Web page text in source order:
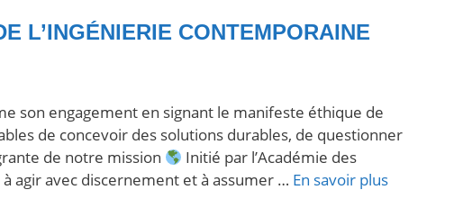
L’INGÉNIERIE CONTEMPORAINE
son engagement en signant le manifeste éthique de
de concevoir des solutions durables, de questionner
de notre mission
Initié par l’Académie des
agir avec discernement et à assumer … En savoir plus